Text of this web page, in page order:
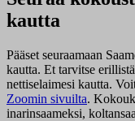
kautta
Pääset seuraamaan
kautta. Et tarvitse
nettiselaimesi kautta.
Zoomin sivuilta.
inarinsaameksi,